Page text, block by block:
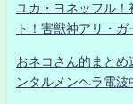
ユカ・ヨネッフル
ト！害獣神アリ・
おネコさん的まと
ンタルメンヘラ電